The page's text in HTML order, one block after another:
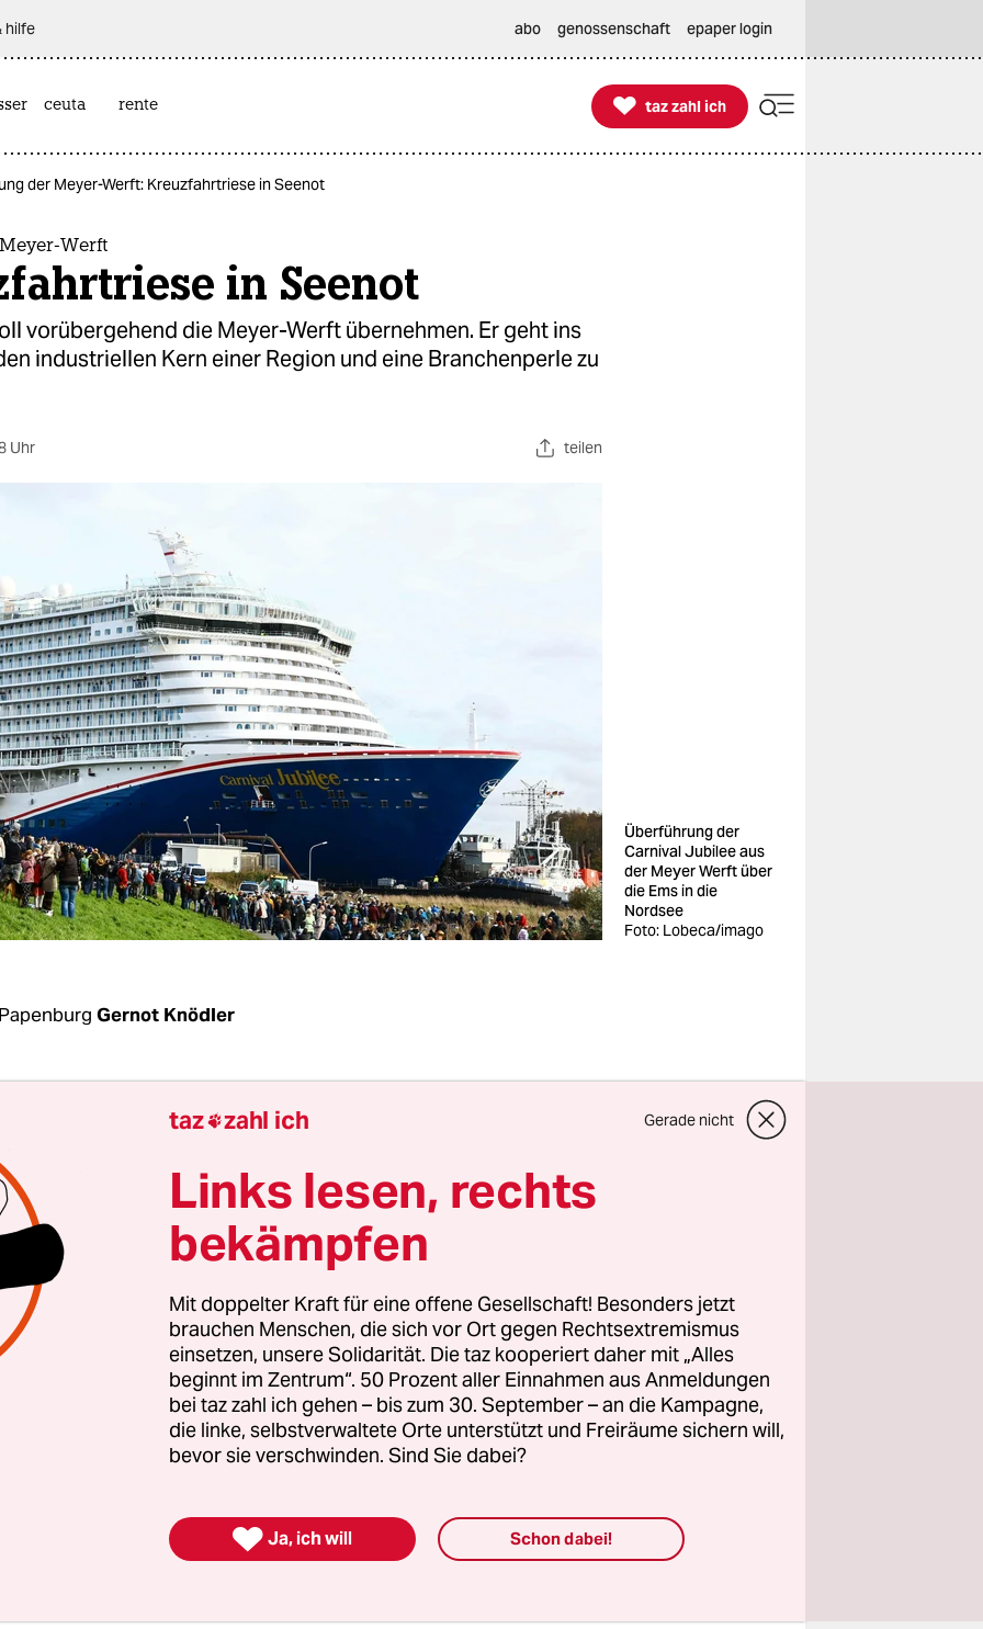
hilfe abo genossenschaft epaper login
ceuta rente 
taz zahl ich
taz zahl ich
der Meyer-Werft: Kreuzfahrtriese in Seenot
Werft
in Seenot
vorübergehend die Meyer-Werft übernehmen. Er geht ins
industriellen Kern einer Region und eine Branchenperle zu
Uhr teilen
Überführung der
Carnival Jubilee aus
der Meyer Werft über
die Ems in die
Nordsee
Foto: Lobeca/imago
Gernot Knödler
stehen auf dem Spiel, der industrielle Kern des
das Herzstück dessen, was vom zivilen Schiffbau in
noch übrig geblieben ist. Bis zum 15. September muss
für die Papenburger Meyer-Werft stehen, sonst
Vorzeigewerft den Betrieb einstellen. Bis Ende 2027
Euro. Jetzt wollen der Bund und das Land
die in Familienbesitz befindliche Werft zu 80 Prozent
Damit könnten sie eine Menge Steuergeld versenken.
ist bekannt für ihre riesigen Kreuzfahrtschiffe –
Hotels samt Freizeitpark für mehrere Tausend
und Besatzungsmitglieder. Werden sie auf der schmalen
an. Der Bau von Kreuzfahrtschiffen ist wegen des
Know-hows eines der wenigen Gebiete im Schiffbau,
taz zahl ich Gerade nicht
Links lesen, rechts
bekämpfen
Mit doppelter Kraft für eine offene Gesellschaft! Besonders jetzt
brauchen Menschen, die sich vor Ort gegen Rechtsextremismus
einsetzen, unsere Solidarität. Die taz kooperiert daher mit „Alles
beginnt im Zentrum“. 50 Prozent aller Einnahmen aus Anmeldungen
bei taz zahl ich gehen – bis zum 30. September – an die Kampagne,
die linke, selbstverwaltete Orte unterstützt und Freiräume sichern will,
bevor sie verschwinden. Sind Sie dabei?
 Ja, ich will Schon dabei!